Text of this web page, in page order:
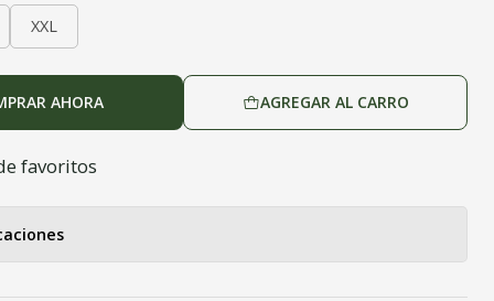
XXL
AGREGAR AL CARRO
AHORA
favoritos